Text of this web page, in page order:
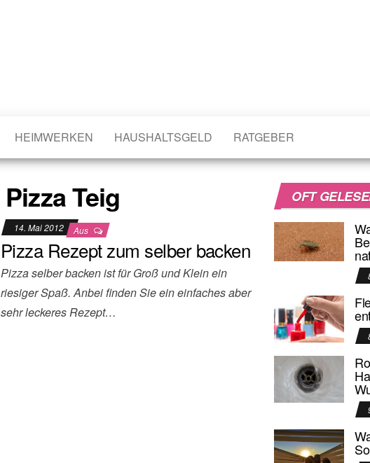
HEIMWERKEN HAUSHALTSGELD RATGEBER
Pizza Teig
14. Mai 2012 Aus
Pizza Rezept zum selber backen
Pizza selber backen ist für Groß und Klein ein
riesiger Spaß. Anbei finden Sie ein einfaches aber
sehr leckeres Rezept…
OFT